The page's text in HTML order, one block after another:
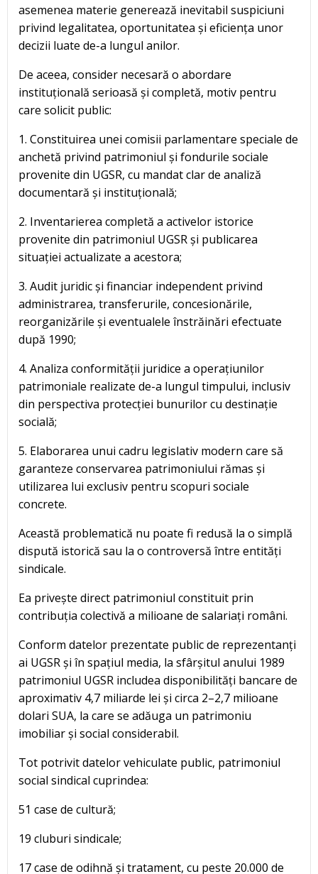
asemenea materie generează inevitabil suspiciuni
privind legalitatea, oportunitatea și eficiența unor
decizii luate de-a lungul anilor.
De aceea, consider necesară o abordare
instituțională serioasă și completă, motiv pentru
care solicit public:
1. Constituirea unei comisii parlamentare speciale de
anchetă privind patrimoniul și fondurile sociale
provenite din UGSR, cu mandat clar de analiză
documentară și instituțională;
2. Inventarierea completă a activelor istorice
provenite din patrimoniul UGSR și publicarea
situației actualizate a acestora;
3. Audit juridic și financiar independent privind
administrarea, transferurile, concesionările,
reorganizările și eventualele înstrăinări efectuate
după 1990;
4. Analiza conformității juridice a operațiunilor
patrimoniale realizate de-a lungul timpului, inclusiv
din perspectiva protecției bunurilor cu destinație
socială;
5. Elaborarea unui cadru legislativ modern care să
garanteze conservarea patrimoniului rămas și
utilizarea lui exclusiv pentru scopuri sociale
concrete.
Această problematică nu poate fi redusă la o simplă
dispută istorică sau la o controversă între entități
sindicale.
Ea privește direct patrimoniul constituit prin
contribuția colectivă a milioane de salariați români.
Conform datelor prezentate public de reprezentanți
ai UGSR și în spațiul media, la sfârșitul anului 1989
patrimoniul UGSR includea disponibilități bancare de
aproximativ 4,7 miliarde lei și circa 2–2,7 milioane
dolari SUA, la care se adăuga un patrimoniu
imobiliar și social considerabil.
Tot potrivit datelor vehiculate public, patrimoniul
social sindical cuprindea:
51 case de cultură;
19 cluburi sindicale;
17 case de odihnă și tratament, cu peste 20.000 de